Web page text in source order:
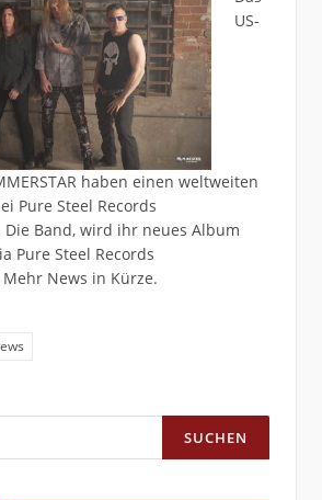
US-
haben einen weltweiten
Pure Steel Records
Band, wird ihr neues Album
Pure Steel Records
News in Kürze.